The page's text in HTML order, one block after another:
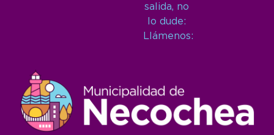
salida, no
lo dude:
Llámenos: